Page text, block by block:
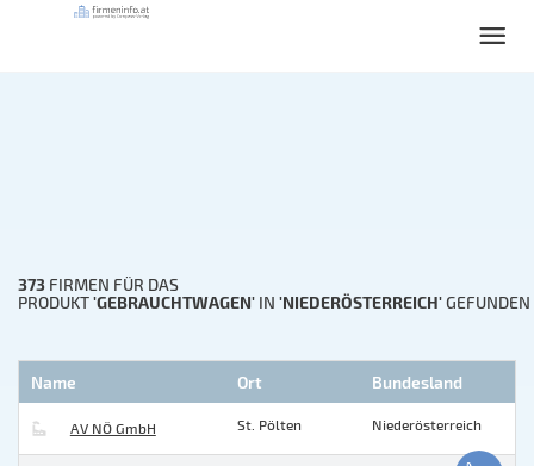
373 FIRMEN FÜR DAS
PRODUKT'GEBRAUCHTWAGEN' IN 'NIEDERÖSTERREICH'GEFUNDEN
Name Ort Bundesland
AV NÖ GmbH St. Pölten Niederösterreich